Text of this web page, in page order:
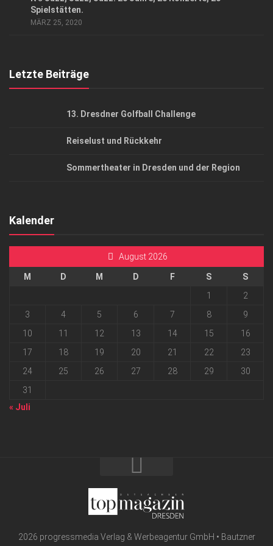
Spielstätten.
MÄRZ 25, 2020
Letzte Beiträge
13. Dresdner Golfball Challenge
Reiselust und Rückkehr
Sommertheater in Dresden und der Region
Kalender
August 2026
M D M D F S
S
1
2
3
4 5 6 7 8
9
10
11 12 13 14 15
16
17
18 19 20 21 22
23
24
25 26 27 28 29
30
31
« Juli
2026 progressmedia Verlag & Werbeagentur GmbH • Bautzner